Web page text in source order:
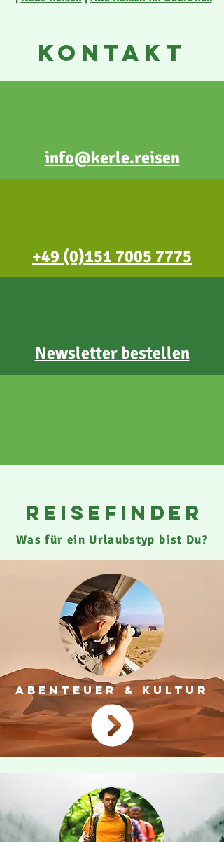
KONTAKT
info@kerle.reisen
+49 (0)151 7005 7775
Newsletter bestellen
reisefinder
Was für ein Urlaubstyp bist Du?
ABENTEUER & KULTUR